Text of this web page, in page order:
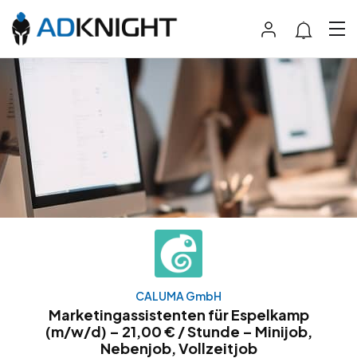
CALUMA GmbH
Marketingassistenten für Espelkamp
(m/w/d) – 21,00 € / Stunde – Minijob,
Nebenjob, Vollzeitjob